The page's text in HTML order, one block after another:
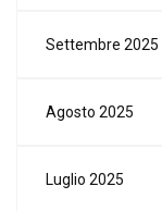
Settembre 2025
Agosto 2025
Luglio 2025